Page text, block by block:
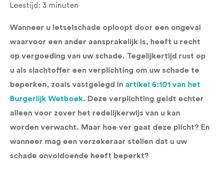
Leestijd: 3 minuten
Wanneer u letselschade oploopt door een ongeval
waarvoor een ander aansprakelijk is, heeft u recht
op vergoeding van uw schade. Tegelijkertijd rust op
u als slachtoffer een verplichting om uw schade te
beperken, zoals vastgelegd in artikel 6:101 van het
Burgerlijk Wetboek. Deze verplichting geldt echter
alleen voor zover het redelijkerwijs van u kan
worden verwacht. Maar hoe ver gaat deze plicht? En
wanneer mag een verzekeraar stellen dat u uw
schade onvoldoende heeft beperkt?